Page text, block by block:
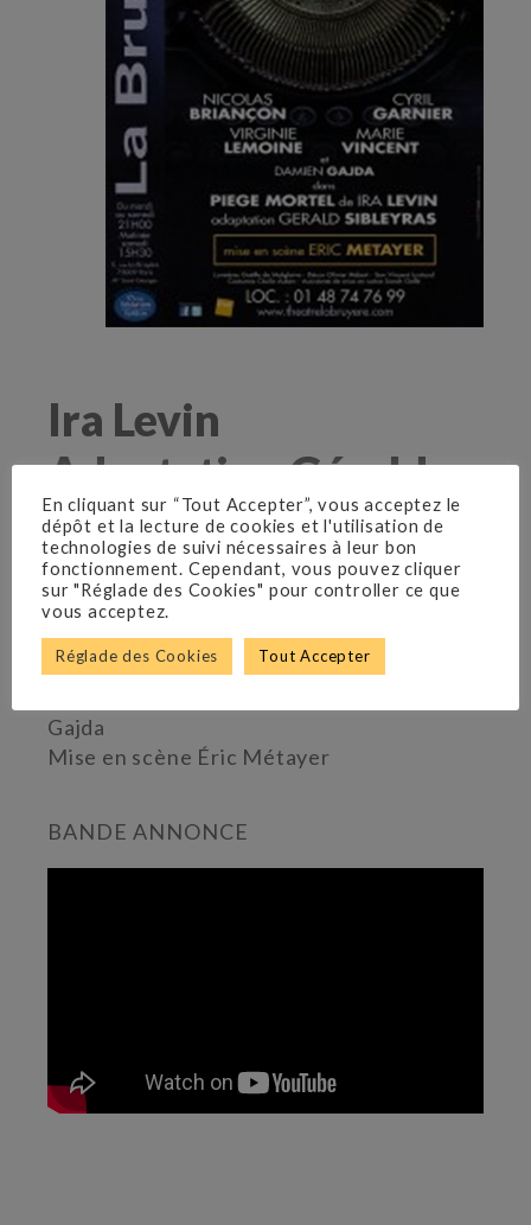
Ira Levin
Adaptation Gérald
Sibleyras
Théâtre La Bruyère
Du 13 avril 2017 au 31 mai 2017
Avec Nicolas Briancon, Cyril Garnier,
Gajda
Mise en scène Éric Métayer
BANDE ANNONCE
En cliquant sur “Tout Accepter”, vous acceptez le
dépôt et la lecture de cookies et l'utilisation de
technologies de suivi nécessaires à leur bon
fonctionnement. Cependant, vous pouvez cliquer
sur "Réglade des Cookies" pour controller ce que
vous acceptez.
Réglade des Cookies Tout Accepter